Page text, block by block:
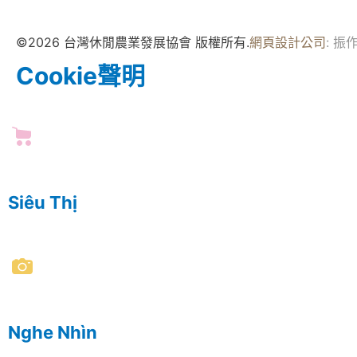
©2026 台灣休閒農業發展協會 版權所有.網頁設計公司 : 振
Cookie聲明
Siêu Thị
Nghe Nhìn